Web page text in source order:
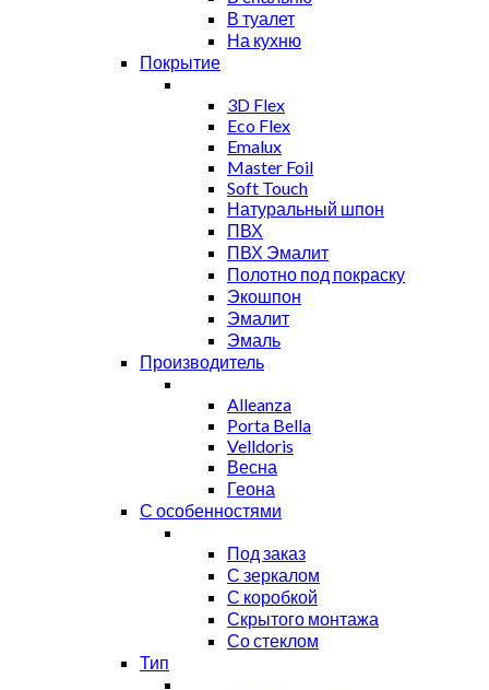
В туалет
На кухню
Покрытие
3D Flex
Eco Flex
Emalux
Master Foil
Soft Touch
Натуральный шпон
ПВХ
ПВХ Эмалит
Полотно под покраску
Экошпон
Эмалит
Эмаль
Производитель
Alleanza
Porta Bella
Velldoris
Весна
Геона
С особенностями
Под заказ
С зеркалом
С коробкой
Скрытого монтажа
Со стеклом
Тип